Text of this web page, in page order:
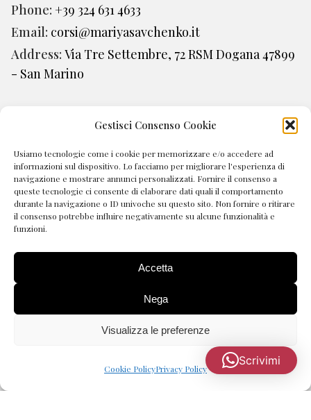
Gestisci Consenso Cookie
Usiamo tecnologie come i cookie per memorizzare e/o accedere ad
informazioni sul dispositivo. Lo facciamo per migliorare l'esperienza di
navigazione e mostrare annunci personalizzati. Fornire il consenso a
queste tecnologie ci consente di elaborare dati quali il comportamento
durante la navigazione o ID univoche su questo sito. Non fornire o ritirare
il consenso potrebbe influire negativamente su alcune funzionalità e
funzioni.
Accetta
Nega
Visualizza le preferenze
Cookie PolicyPrivacy Policy
Phone: +39 324 631 4633
Email: corsi@mariyasavchenko.it
Address: Via Tre Settembre, 72 RSM Dogana 47899
- San Marino
Percorsi
THE FOUNDATION CODE™
THE MASTER TOUCH™
THE FORMULA CODE™
Scrivimi